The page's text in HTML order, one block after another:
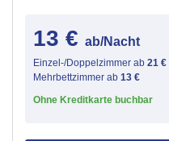
13 € ab/Nacht
Einzel-/Doppelzimmer ab 21 €
Mehrbettzimmer ab 13 €
Ohne Kreditkarte buchbar